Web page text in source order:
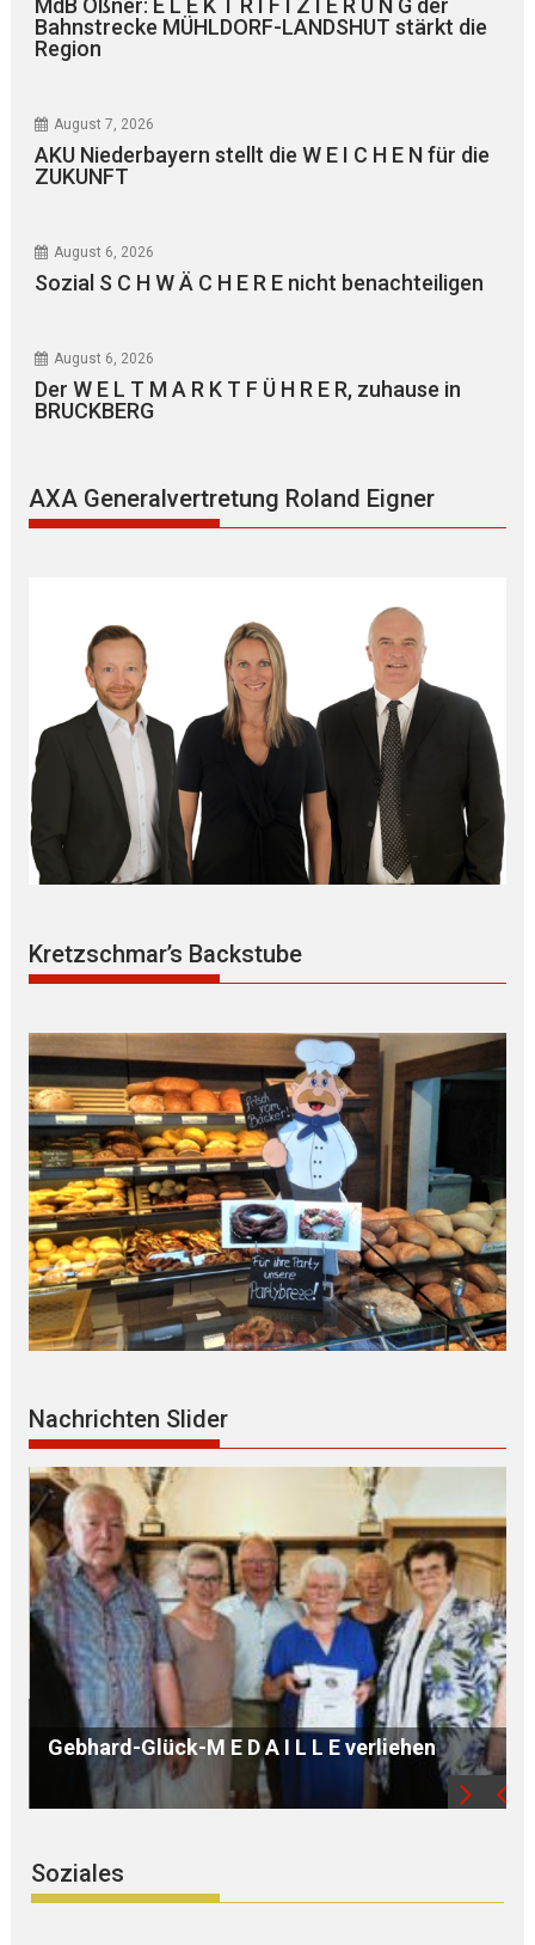
Bahnstrecke MÜHLDORF-LANDSHUT stärkt die
Region
August 7, 2026
AKU Niederbayern stellt die W E I C H E N für die
ZUKUNFT
August 6, 2026
Sozial S C H W Ä C H E R E nicht benachteiligen
August 6, 2026
Der W E L T M A R K T F Ü H R E R, zuhause in
BRUCKBERG
AXA Generalvertretung Roland Eigner
Kretzschmar’s Backstube
Nachrichten Slider
B Ü R G E R S P R E C H S T U N D E mit Ursula
WEGER
Soziales